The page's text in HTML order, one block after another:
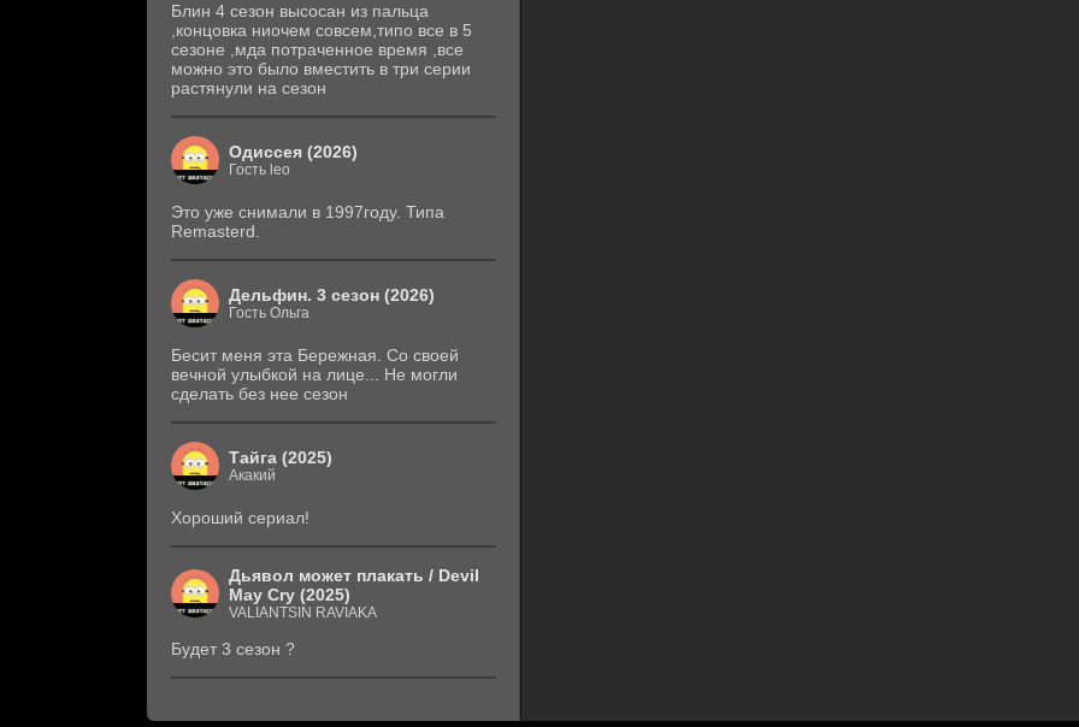
Блин 4 сезон высосан из пальца
,концовка ниочем совсем,типо все в 5
сезоне ,мда потраченное время ,все
можно это было вместить в три серии
растянули на сезон
Одиссея (2026)
Гость leo
Это уже снимали в 1997году. Типа
Remasterd.
Дельфин. 3 сезон (2026)
Гость Ольга
Бесит меня эта Бережная. Со своей
вечной улыбкой на лице... Не могли
сделать без нее сезон
Тайга (2025)
Акакий
Хороший сериал!
Дьявол может плакать / Devil
May Cry (2025)
VALIANTSIN RAVIAKA
Будет 3 сезон ?